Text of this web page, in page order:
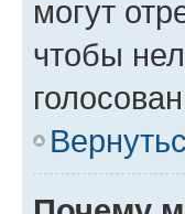
могут
чтобы